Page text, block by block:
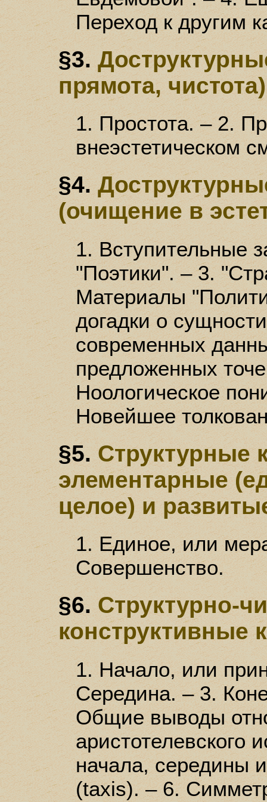
Переход к другим
§3.
прямота, чистота)
1. Простота. – 2.
внеэстетическом
§4.
(очищение в
1. Вступительные
"Поэтики". – 3.
Материалы
догадки о
современных
предложенных
Ноологическое
Новейшее
§5. Структурные
элементарные
целое) и
1. Единое, или
Совершенство.
§6. Структурно-
конструктивные
1. Начало, или
Середина. – 3.
Общие выводы
аристотелевского
начала, середины
(taxis). – 6.